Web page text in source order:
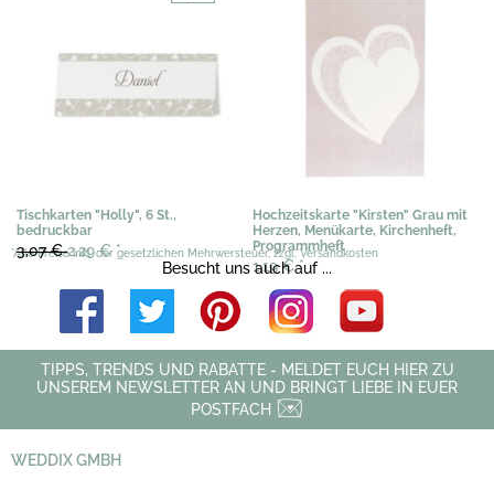
Tischkarten "Holly", 6 St.,
bedruckbar
3,07 €2,29 €*
Hochzeitskarte "Kirsten" Grau mit
Herzen, Menükarte, Kirchenheft,
Programmheft
1,19 €*
*Alle Preise inkl. der gesetzlichen Mehrwersteuer, zzgl. Versandkosten
Besucht uns auch auf ...
TIPPS, TRENDS UND RABATTE - MELDET EUCH HIER ZU
UNSEREM NEWSLETTER AN UND BRINGT LIEBE IN EUER
POSTFACH
WEDDIX GMBH